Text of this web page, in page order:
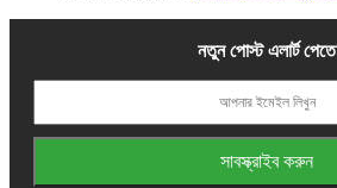
নতুন পোস্ট এলার্ট পেতে